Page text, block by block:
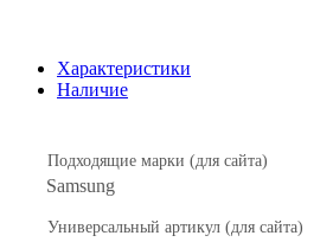
Характеристики
Наличие
Подходящие марки (для сайта)
Samsung
Универсальный артикул (для сайта)